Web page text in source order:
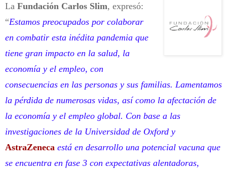
La Fundación Carlos Slim, expresó:
“Estamos preocupados por colaborar
en combatir esta inédita pandemia que
tiene gran impacto en la salud, la
economía y el empleo, con
consecuencias en las personas y sus familias. Lamentamos
la pérdida de numerosas vidas, así como la afectación de
la economía y el empleo global. Con base a las
investigaciones de la Universidad de Oxford y
AstraZeneca está en desarrollo una potencial vacuna que
se encuentra en fase 3 con expectativas alentadoras,